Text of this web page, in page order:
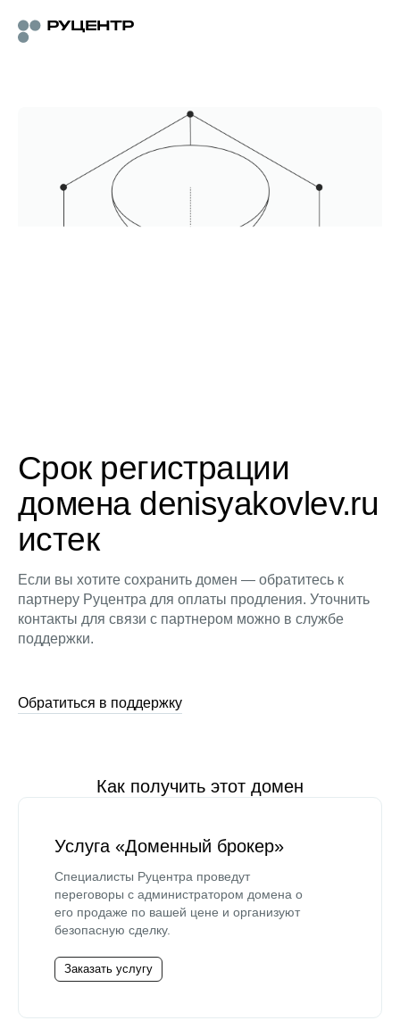
Срок регистрации
домена denisyakovlev.ru
истек
Если вы хотите сохранить домен — обратитесь к
партнеру Руцентра для оплаты продления. Уточнить
контакты для связи с партнером можно в службе
поддержки.
Обратиться в поддержку
Как получить этот домен
Услуга «Доменный брокер»
Специалисты Руцентра проведут
переговоры с администратором домена о
его продаже по вашей цене и организуют
безопасную сделку.
Заказать услугу